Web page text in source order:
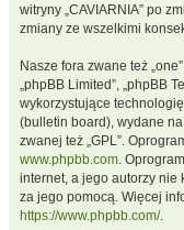
witryny „CAVIARNIA” po
zmiany ze wszelkimi
Nasze fora zwane też
„phpBB Limited”, „phpBB
wykorzystujące
(bulletin board), wydane na
zwanej też „GPL”.
www.phpbb.com.
internet, a jego autorzy nie
za jego pomocą. Więcej
https://www.phpbb.com/.